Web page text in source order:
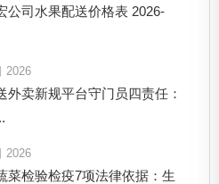
公司水果配送价格表 2026-
2026
外卖新规平台守门员四责任：
2026
菜检验检疫7项法律依据：生